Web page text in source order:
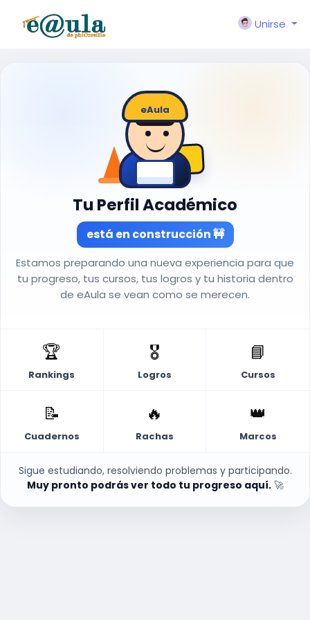
Unirse
EN
OBRA
Tu Perfil Académico
está en construcción 🚧
Estamos preparando una nueva experiencia para que
tu progreso, tus cursos, tus logros y tu historia dentro
de eAula se vean como se merecen.
🏆
Rankings
🎖
Logros
📘
Cursos
📝
Cuadernos
🔥
Rachas
👑
Marcos
Sigue estudiando, resolviendo problemas y participando.
Muy pronto podrás ver todo tu progreso aquí.🚀